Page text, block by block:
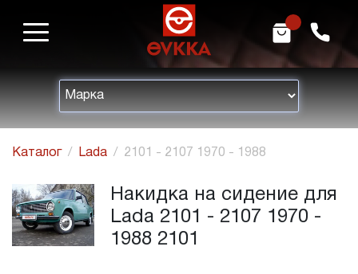
h m
Каталог Lada 2101 - 2107 1970 - 1988
Накидка на сидение для
Lada 2101 - 2107 1970 -
1988 2101